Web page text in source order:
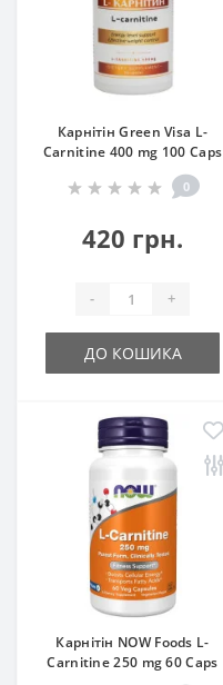
Карнітін Green Visa L-
Carnitine 400 mg 100 Caps
0
420 грн.
- +
ДО КОШИКА
Карнітін NOW Foods L-
Carnitine 250 mg 60 Caps